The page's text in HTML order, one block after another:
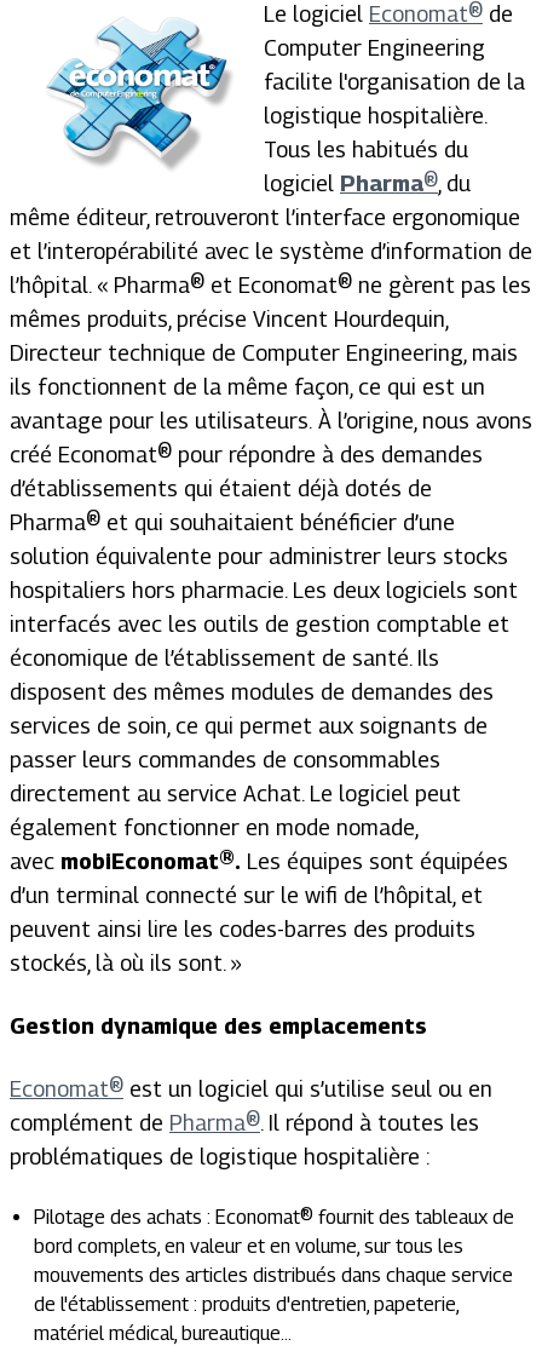
Le logiciel Economat® de
Computer Engineering
facilite l'organisation de la
logistique hospitalière.
Tous les habitués du
logiciel Pharma® , du
même éditeur, retrouveront l’interface ergonomique
et l’interopérabilité avec le système d’information de
l’hôpital. « Pharma® et Economat® ne gèrent pas les
mêmes produits, précise Vincent Hourdequin,
Directeur technique de Computer Engineering , mais
ils fonctionnent de la même façon, ce qui est un
avantage pour les utilisateurs. À l’origine, nous avons
créé Economat® pour répondre à des demandes
d’établissements qui étaient déjà dotés de
Pharma® et qui souhaitaient bénéficier d’une
solution équivalente pour administrer leurs stocks
hospitaliers hors pharmacie. Les deux logiciels sont
interfacés avec les outils de gestion comptable et
économique de l’établissement de santé. Ils
disposent des mêmes modules de demandes des
services de soin, ce qui permet aux soignants de
passer leurs commandes de consommables
directement au service Achat. Le logiciel peut
également fonctionner en mode nomade,
avec mobiEconomat®. Les équipes sont équipées
d’un terminal connecté sur le wifi de l’hôpital, et
peuvent ainsi lire les codes-barres des produits
stockés, là où ils sont. »
Gestion dynamique des emplacements
Economat® est un logiciel qui s’utilise seul ou en
complément de Pharma®. Il répond à toutes les
problématiques de logistique hospitalière :
Pilotage des achats : Economat® fournit des tableaux de
bord complets, en valeur et en volume, sur tous les
mouvements des articles distribués dans chaque service
de l'établissement : produits d'entretien, papeterie,
matériel médical, bureautique…